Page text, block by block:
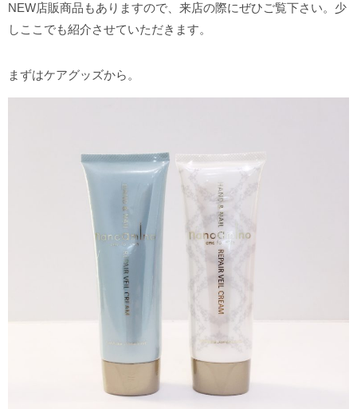
NEW店販商品もありますので、来店の際にぜひご覧下さい。少
しここでも紹介させていただきます。
まずはケアグッズから。